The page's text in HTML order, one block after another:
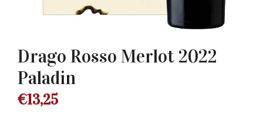
Drago Rosso Merlot 2022
Paladin
€13,25